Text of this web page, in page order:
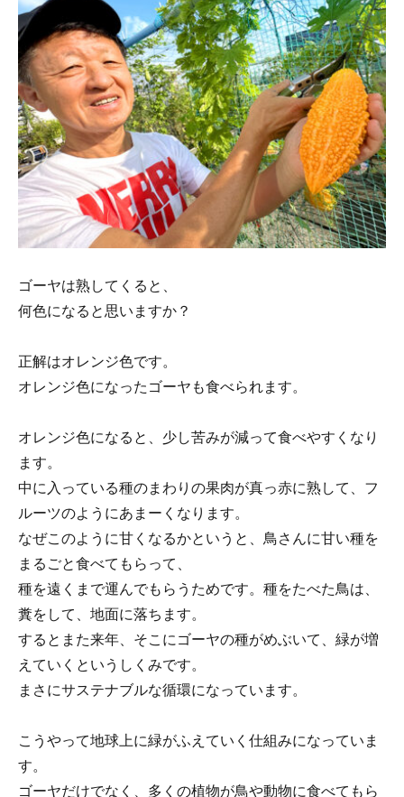
ゴーヤは熟してくると、
何色になると思いますか？
正解はオレンジ色です。
オレンジ色になったゴーヤも食べられます。
オレンジ色になると、少し苦みが減って食べやすくなり
ます。
中に入っている種のまわりの果肉が真っ赤に熟して、フ
ルーツのようにあまーくなります。
なぜこのように甘くなるかというと、鳥さんに甘い種を
まるごと食べてもらって、
種を遠くまで運んでもらうためです。種をたべた鳥は、
糞をして、地面に落ちます。
するとまた来年、そこにゴーヤの種がめぶいて、緑が増
えていくというしくみです。
まさにサステナブルな循環になっています。
こうやって地球上に緑がふえていく仕組みになっていま
す。
ゴーヤだけでなく、多くの植物が鳥や動物に食べてもら